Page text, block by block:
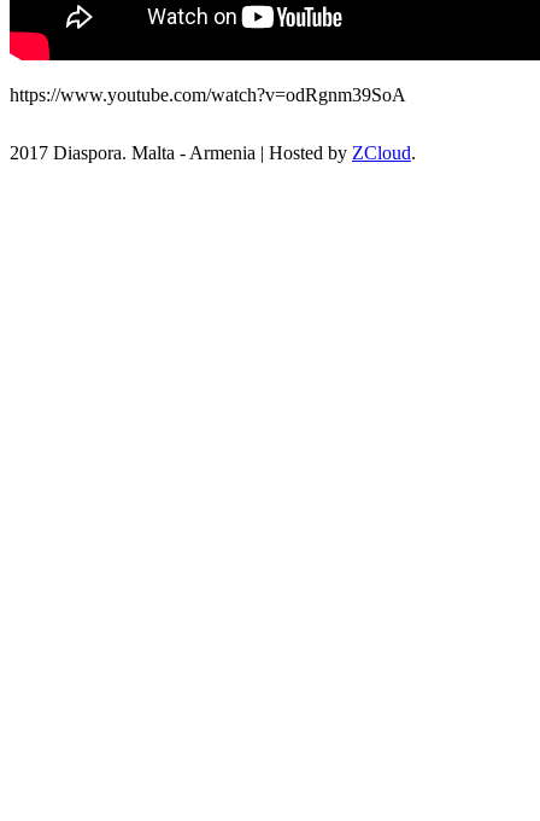
https://www.youtube.com/watch?v=odRgnm39SoA
2017 Diaspora. Malta - Armenia | Hosted by ZCloud.